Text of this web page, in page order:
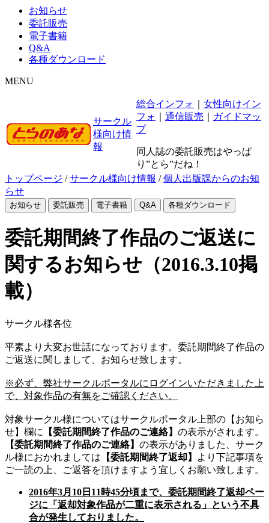
お知らせ
委託販売
電子書籍
Q&A
各種ダウンロード
MENU
サークル
様向け情
報
総合インフォ
女性向けイン
フォ
通信販売
ガイドマッ
プ
同人誌の委託販売はやっぱ
り”とら”だね！
トップページ /サークル様向け情報 /個人出版課からのお知
らせ
お知らせ 委託販売 電子書籍 Q&A 各種ダウンロード
委託期間終了作品のご返送に
関するお知らせ（2016.3.10掲
載）
サークル様各位
平素より大変お世話になっております。委託期間終了作品の
ご返送に関しまして、お知らせ致します。
※必ず、弊社サークルポータルにログインいただきました上
で、対象作品の有無をご確認ください。
対象サークル様についてはサークルポータル上部の【お知ら
せ】欄に
【委託期間終了作品のご連絡】 の表示がされます。
【委託期間終了作品のご連絡】 の表示がありました、サーク
ル様におかれましては 【委託期間終了返却】
より下記事項を
ご一読の上、ご返答を頂けますよう宜しくお願い致します。
2016年3月10日11時45分頃まで、委託期間終了返却ペー
ジに「返却対象作品が二重に表示される」という不具
合が発生しておりました。